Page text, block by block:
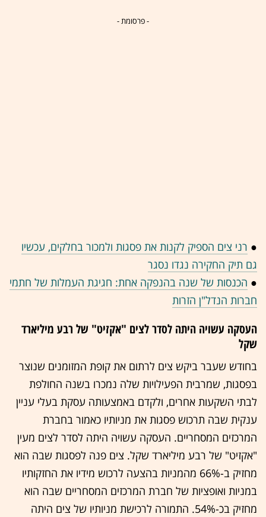
- פרסומת -
● רני צים הספיק לקנות את פסגות ולמכור בחלקים, עכשיו
גם תיק החקירה נגדו נסגר
● הכנסות של שנה בהנפקה אחת: חגיגת העמלות של חתמי
חברות הנדל"ן הזרות
העסקה עשויה היתה לסדר לצים "אקזיט" של רבע מיליארד
שקל
בחודש שעבר ביקש צים לרתום את קופת המזומנים שנוצר
בפסגות, שמרבית הפעילויות שלה נמכרו בשנה החולפת
לבתי השקעות אחרים, ולקדם באמצעותה עסקת בעלי עניין
ענקית שבה תרכוש פסגות את מניותיו כאמור בחברת
המרכזים המסחריים. העסקה עשויה היתה לסדר לצים מעין
"אקזיט" של רבע מיליארד שקל. צים פנה לפסגות שבה הוא
מחזיק ב-66% מהמניות בהצעה לרכוש מידיו את החזקותיו
במניות ואופציות של חברת המרכזים המסחריים שבה הוא
מחזיק בכ-54%. התמורה לרכישת מניותיו של צים היתה